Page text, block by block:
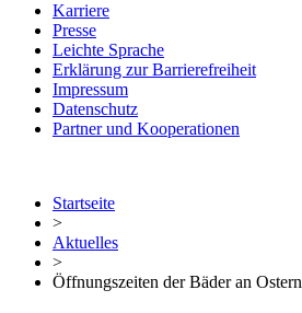
Karriere
Presse
Leichte Sprache
Erklärung zur Barrierefreiheit
Impressum
Datenschutz
Partner und Kooperationen
Startseite
>
Aktuelles
>
Öffnungszeiten der Bäder an Ostern